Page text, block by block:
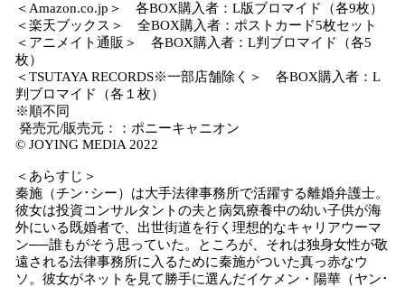
＜Amazon.co.jp＞ 各BOX購入者：L版ブロマイド（各9枚）
＜楽天ブックス＞ 全BOX購入者：ポストカード5枚セット
＜アニメイト通販＞ 各BOX購入者：L判ブロマイド（各5
枚）
＜TSUTAYA RECORDS※一部店舗除く＞ 各BOX購入者：L
判ブロマイド（各１枚）
※順不同
発売元/販売元：：ポニーキャニオン
© JOYING MEDIA 2022
＜あらすじ＞
秦施（チン･シー）は大手法律事務所で活躍する離婚弁護士。
彼女は投資コンサルタントの夫と病気療養中の幼い子供が海
外にいる既婚者で、出世街道を行く理想的なキャリアウーマ
ン──誰もがそう思っていた。ところが、それは独身女性が敬
遠される法律事務所に入るために秦施がついた真っ赤なウ
ソ。彼女がネットを見て勝手に選んだイケメン・陽華（ヤン･